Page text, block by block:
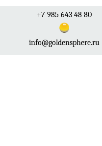
+7 985 643 48 80
info@goldensphere.ru